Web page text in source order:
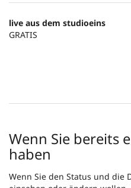
live aus dem studioeins
GRATIS
Wenn Sie bereits
haben
Wenn Sie den Status und die